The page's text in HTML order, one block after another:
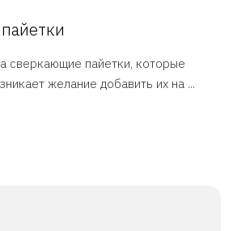
сверкающие пайетки, которые
желание добавить их на ...